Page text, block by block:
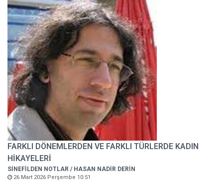
FARKLI DÖNEMLERDEN VE FARKLI TÜRLERDE KADIN
HİKAYELERİ
SİNEFİLDEN NOTLAR / HASAN NADİR DERİN
26 Mart 2026 Perşembe 10:51